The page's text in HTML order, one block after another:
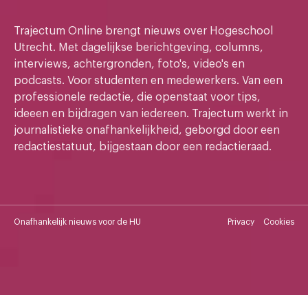
Trajectum Online brengt nieuws over Hogeschool
Utrecht. Met dagelijkse berichtgeving, columns,
interviews, achtergronden, foto's, video's en
podcasts. Voor studenten en medewerkers. Van een
professionele redactie, die openstaat voor tips,
ideeen en bijdragen van iedereen. Trajectum werkt in
journalistieke onafhankelijkheid, geborgd door een
redactiestatuut, bijgestaan door een redactieraad.
Onafhankelijk nieuws voor de HU Privacy Cookies